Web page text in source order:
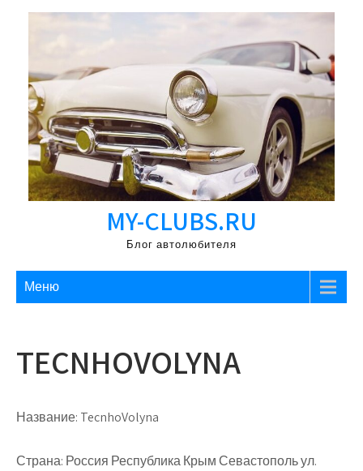
Перейти
MY-CLUBS.RU
Блог автолюбителя
Меню
TECNHOVOLYNA
Название: TecnhoVolyna
Страна: Россия Республика Крым Севастополь ул.